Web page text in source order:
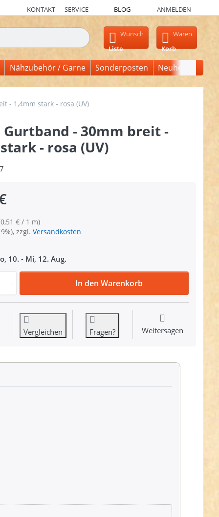
KONTAKT SERVICE BLOG ANMELDEN
erscheinen automatisch erste Ergebnisse. Drücken Sie die
Wunsch
Liste
Waren
Korb
Nähzubehör / Garne Sonderposten Neuheiten
- 1,4mm stark - rosa (UV)
Gurtband - 30mm breit -
- rosa (UV)
€ / 1 m)
zzgl. Versandkosten
10. - Mi, 12. Aug.
50m PP Gurtband - 30mm breit - 1,4mm stark - rosa (UV)
In den Warenkorb
Vergleichen Fragen? Weitersagen